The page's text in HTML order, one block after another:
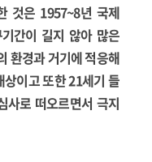
것은 1957~8년 국제
간이 길지 않아 많은
환경과 거기에 적응해
이고 또한 21세기 들
사로 떠오르면서 극지